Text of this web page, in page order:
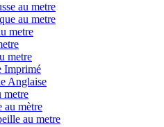
au metre
au metre
metre
metre
Imprimé
Anglaise
metre
au mètre
au metre